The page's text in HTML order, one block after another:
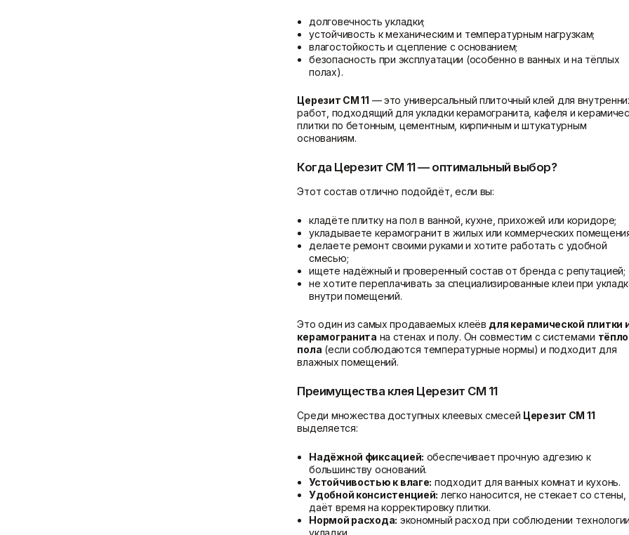
долговечность укладки;
устойчивость к механическим и температурным нагрузкам;
влагостойкость и сцепление с основанием;
безопасность при эксплуатации (особенно в ванных и на тёплых
полах).
Церезит CM 11 — это универсальный плиточный клей для
работ , подходящий для укладки керамогранита, кафеля и
плитки по бетонным, цементным, кирпичным и штукатурным
основаниям.
Когда Церезит CM 11 — оптимальный выбор?
Этот состав отлично подойдёт, если вы:
кладёте плитку на пол в ванной, кухне, прихожей или коридоре;
укладываете керамогранит в жилых или коммерческих
делаете ремонт своими руками и хотите работать с удобной
смесью;
ищете надёжный и проверенный состав от бренда с репутацией;
не хотите переплачивать за специализированные клеи при
внутри помещений.
Это один из самых продаваемых клеёв для керамической плитки
керамогранита на стенах и полу. Он совместим с системами
пола (если соблюдаются температурные нормы) и подходит для
влажных помещений.
Преимущества клея Церезит CM 11
Среди множества доступных клеевых смесей Церезит CM 11
выделяется:
Надёжной фиксацией: обеспечивает прочную адгезию к
большинству оснований.
Устойчивостью к влаге: подходит для ванных комнат и кухонь.
Удобной консистенцией: легко наносится, не стекает со стены,
даёт время на корректировку плитки.
Нормой расхода: экономный расход при соблюдении
укладки.